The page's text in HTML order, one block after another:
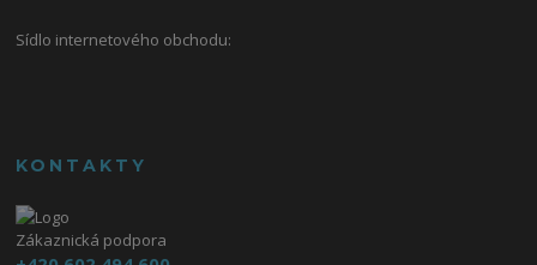
Sídlo internetového obchodu:
KONTAKTY
Zákaznická podpora